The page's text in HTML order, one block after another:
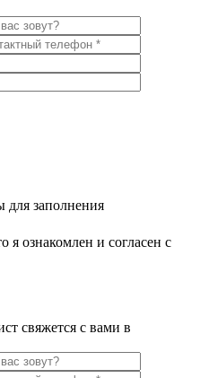
для заполнения
ознакомлен и согласен с
свяжется с вами в